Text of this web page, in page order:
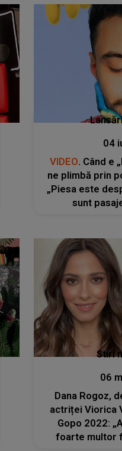
04
VIDEO. Când e
ne plimbă prin
„Piesa este
sunt
Stiri
06
Dana Rogoz,
actriței Viorica
Gopo 2022:
foarte multor